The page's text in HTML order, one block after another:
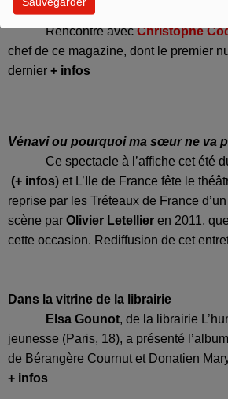
leurs connaissances numériques :
Rencontre avecChristophe
chef de ce magazine, dont le premier
dernier + infos
Vénavi ou pourquoi ma sœur ne va
Ce spectacle à l’affiche cet été
(+ infos) et L’Ile de France fête le
reprise par les Tréteaux de France
scène par Olivier Letellier en 2011,
cette occasion. Rediffusion de cet
Dans la vitrine de la librairie
Elsa Gounot, de la librairie
jeunesse (Paris, 18), a présenté
de Bérangère Cournut et Donatien
+ infos